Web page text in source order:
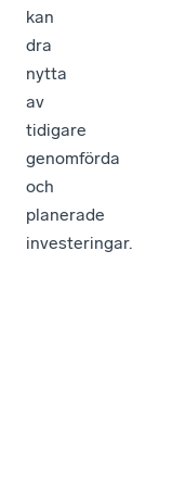
kan
dra
nytta
av
tidigare
genomförda
och
planerade
investeringar.